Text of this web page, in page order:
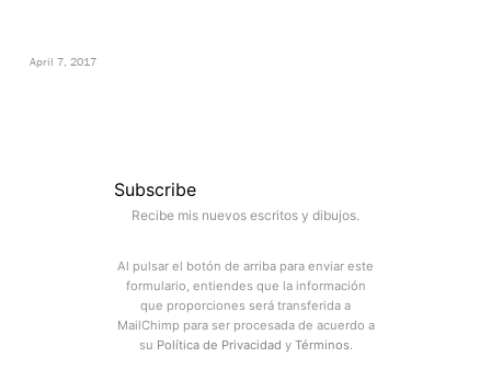
April 7, 2017
Subscribe
Recibe mis nuevos escritos y dibujos.
Al pulsar el botón de arriba para enviar este
formulario, entiendes que la información
que proporciones será transferida a
MailChimp para ser procesada de acuerdo a
su Política de Privacidad y Términos.